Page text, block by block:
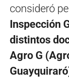
consideró
Inspección
distintos
Agro G